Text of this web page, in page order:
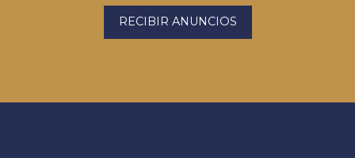
RECIBIR ANUNCIOS